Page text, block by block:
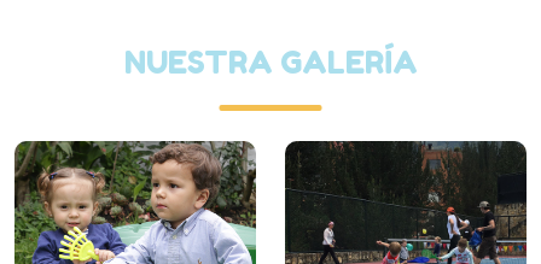
NUESTRA GALERÍA